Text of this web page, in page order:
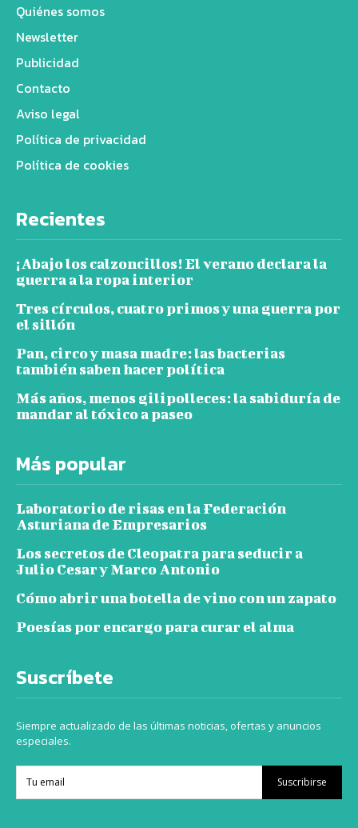
Quiénes somos
Newsletter
Publicidad
Contacto
Aviso legal
Política de privacidad
Política de cookies
Recientes
¡Abajo los calzoncillos! El verano declara la
guerra a la ropa interior
Tres círculos, cuatro primos y una guerra por
el sillón
Pan, circo y masa madre: las bacterias
también saben hacer política
Más años, menos gilipolleces: la sabiduría de
mandar al tóxico a paseo
Más popular
Laboratorio de risas en la Federación
Asturiana de Empresarios
Los secretos de Cleopatra para seducir a
Julio Cesar y Marco Antonio
Cómo abrir una botella de vino con un zapato
Poesías por encargo para curar el alma
Suscríbete
Siempre actualizado de las últimas noticias, ofertas y anuncios
especiales.
Suscribirse